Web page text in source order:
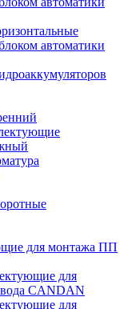
автоматики
для монтажа ПП
для
CANDAN
для